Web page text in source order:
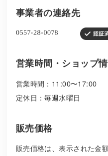
事業者の連絡先
営業時間・ショップ
営業時間：11:00〜17:00
定休日：毎週水曜日
販売価格
販売価格は、表示された金